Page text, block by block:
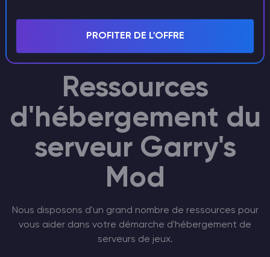
Ressources
d'hébergement du
serveur Garry's
Mod
Nous disposons d'un grand nombre de ressources pour
vous aider dans votre démarche d'hébergement de
serveurs de jeux.
PROFITER DE L'OFFRE